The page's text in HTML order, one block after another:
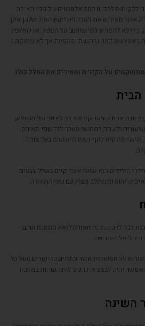
ללקוחות לרכוש כמה אלמנטים של גופי תאורה
אשר מאירים את החלל ואלומות האור שלהן אינן
כדי לא להפריע למי שיושב על הספה. או לחלופין
באמצעות כמה נברשות יפהפיות אך לא ממוקמת
על הקירות ומאירים את החלל כולו.
הבית
מנורה אחת שמעניקה אור רב לאזור של השולחן
שיעורים ולשחק במחשב מעבר לכך גופי תאורה
ההעדפה היא לגוף תאורה יפהפה בעל צורה
הילידים הוא שאגי אשר קיים בשלל צבעים
לריהוט ומשתלב מצוין עם גופי התאורה.
רבה לרכוש גופי תאורה לחלל המטבח שהם
של פלורוסנטים.
לד חסכוניות אשר מופנים כזרקורים מעל כל
אפשר יהיה לבצע את הפעולות השונות במטבח
השינה